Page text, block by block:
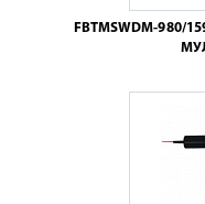
FBTMSWDM-